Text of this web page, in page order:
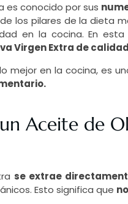
es conocido por sus
de los pilares de la dieta
en la cocina. En
Virgen Extra de
mejor en la cocina, es
Aceite de
se extrae
Esto significa que